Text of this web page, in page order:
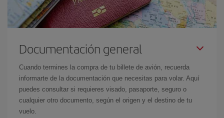
Documentación general
Cuando termines la compra de tu billete de avión, recuerda
informarte de la documentación que necesitas para volar. Aquí
puedes consultar si requieres visado, pasaporte, seguro o
cualquier otro documento, según el origen y el destino de tu
vuelo.